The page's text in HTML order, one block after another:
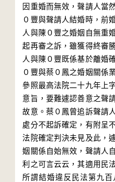
因重婚而無效，聲請人當
０豐與聲請人結婚時，前
人與陳０豐之婚姻自無重
起再審之訴，雖獲得終審
人與陳０豐既係基於離婚
０豐與蔡０鳳之婚姻關係
參照最高法院二十九年上
意旨，要難遽認善意之聲
故意。蔡０鳳曾追訴聲請
處分不起訴確定，有附呈
法院確定判決未見及此，
姻關係自始無效，聲請人
利之可言云云，其適用民
所謂結婚違反民法第九